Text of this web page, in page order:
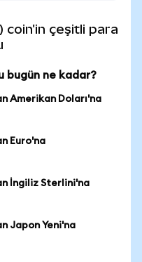
coin'in çeşitli para
bugün ne kadar?
Amerikan Doları'na
Euro'na
İngiliz Sterlini'na
Japon Yeni'na